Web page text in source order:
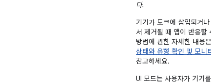
다.
기기가 도크에 삽입되거나
서 제거될 때 앱이 반응할 수
방법에 관한 자세한 내용은
상태와 유형 확인 및 모니터
참고하세요.
UI 모드는 사용자가 기기를